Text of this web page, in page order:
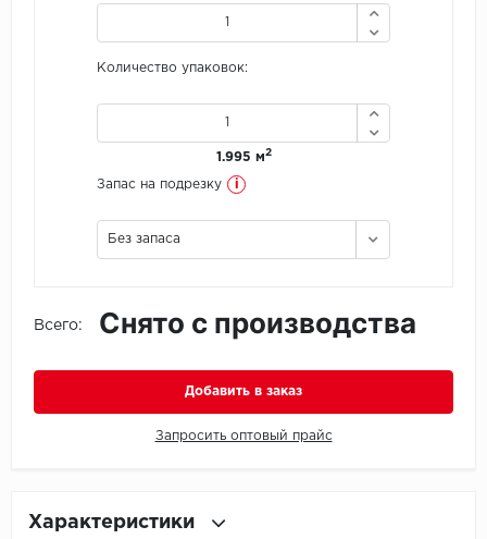
Jinan PDM
LG Decotile
Lucky Floor
Made in Belgium
Количество упаковок:
1.995 м2
Запас на подрезку i
Без запаса
Всего: Снято с производства
Добавить в заказ
Запросить оптовый прайс
Характеристики